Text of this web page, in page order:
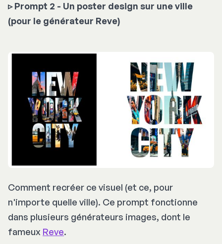
▹ Prompt 2 - Un poster design sur une ville
(pour le générateur Reve)
Comment recréer ce visuel (et ce, pour
n'importe quelle ville). Ce prompt fonctionne
dans plusieurs générateurs images, dont le
fameux Reve.